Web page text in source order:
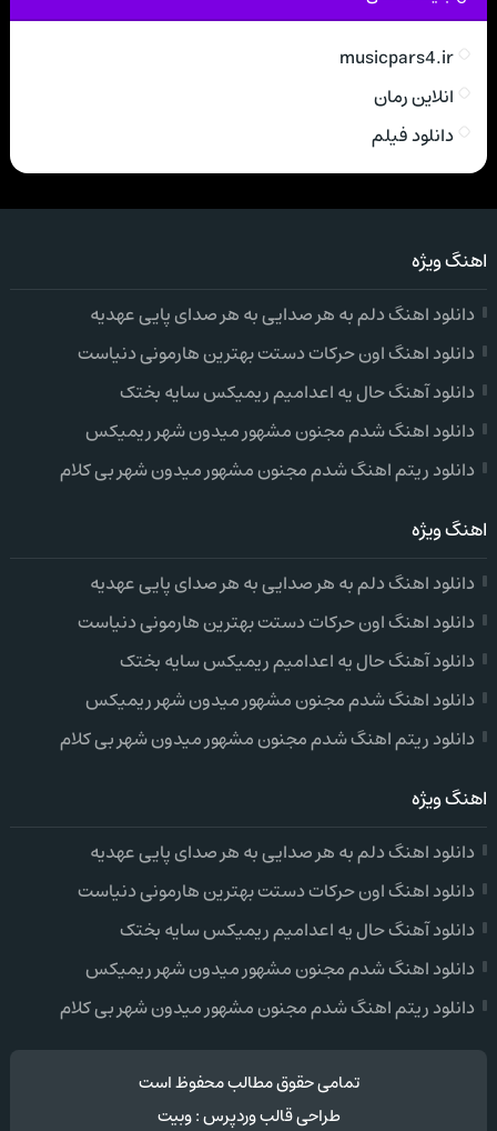
musicpars4.ir
انلاین رمان
دانلود فیلم
اهنگ ویژه
دانلود اهنگ دلم به هر صدایی به هر صدای پایی عهدیه
دانلود اهنگ اون حرکات دستت بهترین هارمونی دنیاست
دانلود آهنگ حال یه اعدامیم ریمیکس سایه بختک
دانلود اهنگ شدم مجنون مشهور میدون شهر ریمیکس
دانلود ریتم اهنگ شدم مجنون مشهور میدون شهر بی کلام
اهنگ ویژه
دانلود اهنگ دلم به هر صدایی به هر صدای پایی عهدیه
دانلود اهنگ اون حرکات دستت بهترین هارمونی دنیاست
دانلود آهنگ حال یه اعدامیم ریمیکس سایه بختک
دانلود اهنگ شدم مجنون مشهور میدون شهر ریمیکس
دانلود ریتم اهنگ شدم مجنون مشهور میدون شهر بی کلام
اهنگ ویژه
دانلود اهنگ دلم به هر صدایی به هر صدای پایی عهدیه
دانلود اهنگ اون حرکات دستت بهترین هارمونی دنیاست
دانلود آهنگ حال یه اعدامیم ریمیکس سایه بختک
دانلود اهنگ شدم مجنون مشهور میدون شهر ریمیکس
دانلود ریتم اهنگ شدم مجنون مشهور میدون شهر بی کلام
تمامی حقوق مطالب محفوظ است
طراحی قالب وردپرس:وبیت